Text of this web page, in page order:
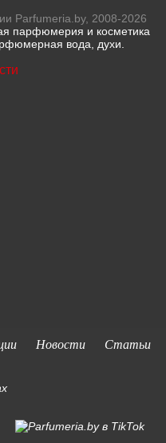
Parfumeria.by, 2008-2026
парфюмерия и косметика
вода, духи.
Новости
Статьи